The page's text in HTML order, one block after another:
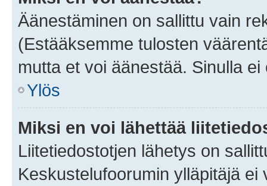
Äänestäminen on sallittu vain
(Estääksemme tulosten
mutta et voi äänestää. Sinulla
Ylös
Miksi en voi lähettää
Liitetiedostotjen lähetys on
Keskustelufoorumin ylläpitäjä